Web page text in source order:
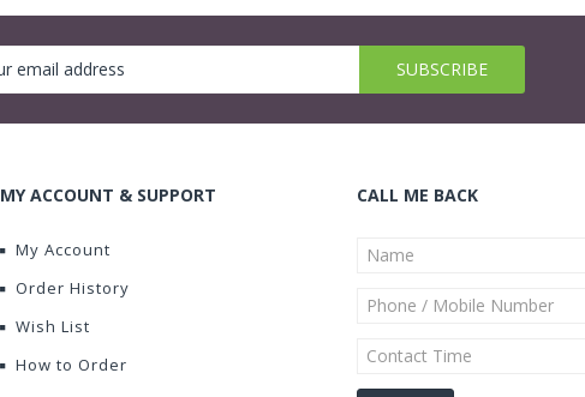
MY ACCOUNT & SUPPORT
My Account
Order History
Wish List
How to Order
CALL ME BACK